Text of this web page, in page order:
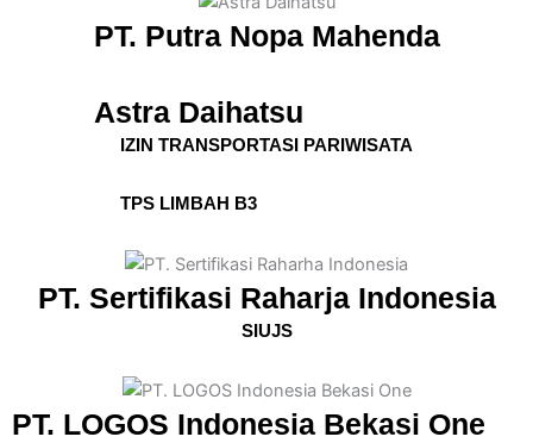
PT. Putra Nopa Mahenda
Astra Daihatsu
IZIN TRANSPORTASI PARIWISATA
TPS LIMBAH B3
PT. Sertifikasi Raharja Indonesia
SIUJS
PT. LOGOS Indonesia Bekasi One